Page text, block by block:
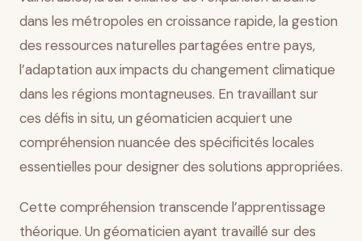
dans les métropoles en croissance rapide, la gestion
des ressources naturelles partagées entre pays,
l’adaptation aux impacts du changement climatique
dans les régions montagneuses. En travaillant sur
ces défis in situ, un géomaticien acquiert une
compréhension nuancée des spécificités locales
essentielles pour designer des solutions appropriées.
Cette compréhension transcende l’apprentissage
théorique. Un géomaticien ayant travaillé sur des